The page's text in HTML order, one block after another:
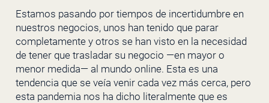
Estamos pasando por tiempos de incertidumbre en
nuestros negocios, unos han tenido que parar
completamente y otros se han visto en la necesidad
de tener que trasladar su negocio —en mayor o
menor medida— al mundo online. Esta es una
tendencia que se veía venir cada vez más cerca, pero
esta pandemia nos ha dicho literalmente que es